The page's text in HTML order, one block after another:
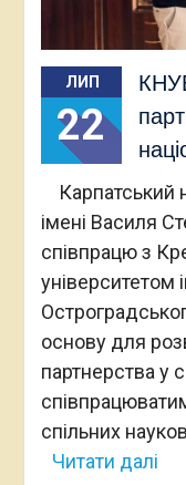
ЛИП
22
Карпатський
імені Василя
співпрацю з
університетом
основу для
партнерства у
спільних
Читати далі